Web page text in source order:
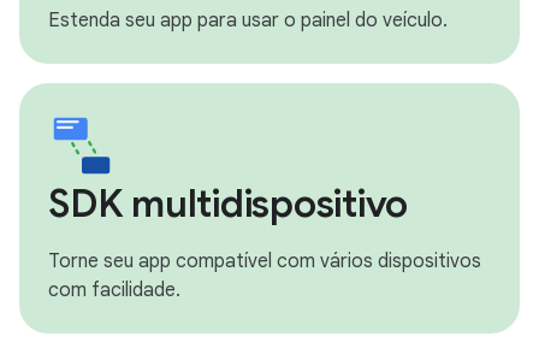
Estenda seu app para usar o painel do veículo.
SDK multidispositivo
Torne seu app compatível com vários dispositivos
com facilidade.